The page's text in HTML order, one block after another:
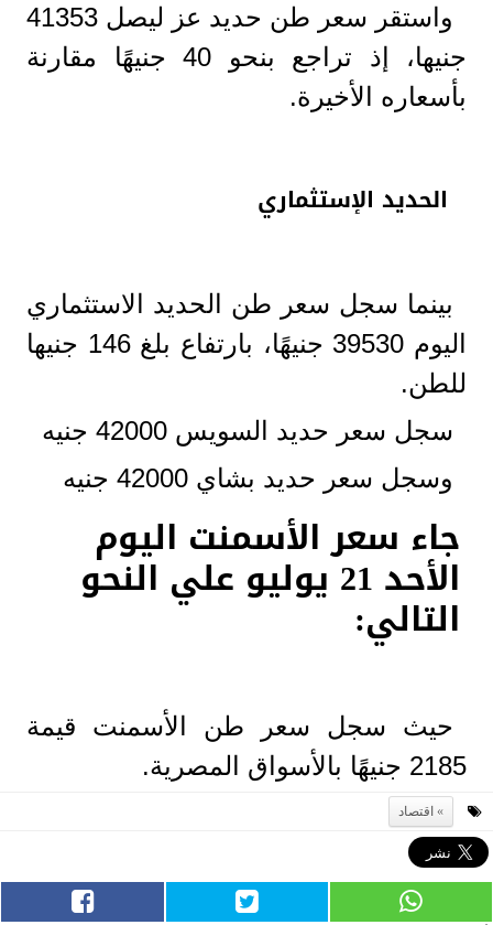
واستقر سعر طن حديد عز ليصل 41353
جنيها، إذ تراجع بنحو 40 جنيهًا مقارنة
بأسعاره الأخيرة.
الحديد الإستثماري
بينما سجل سعر طن الحديد الاستثماري
اليوم 39530 جنيهًا، بارتفاع بلغ 146 جنيها
للطن.
سجل سعر حديد السويس 42000 جنيه
وسجل سعر حديد بشاي 42000 جنيه
جاء سعر الأسمنت اليوم
الأحد 21 يوليو علي النحو
التالي:
حيث سجل سعر طن الأسمنت قيمة
2185 جنيهًا بالأسواق المصرية.
اقتصاد